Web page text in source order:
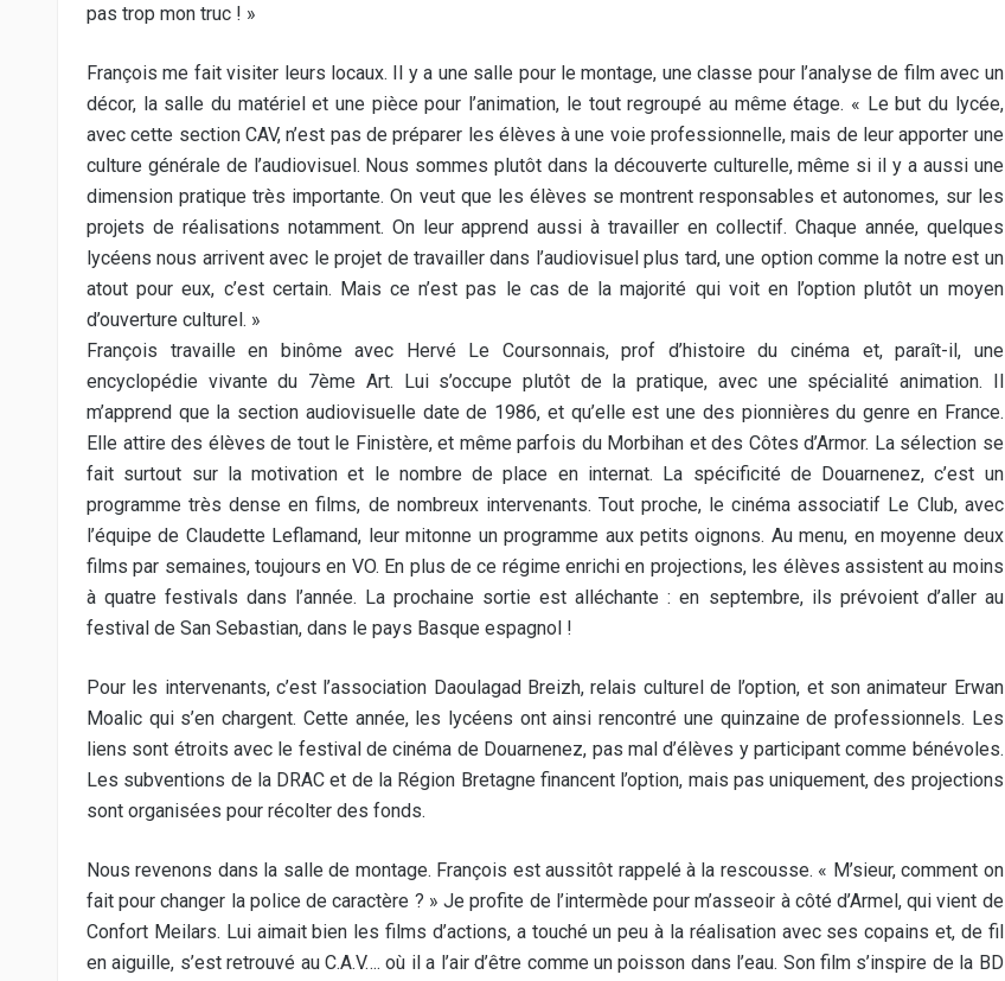
pas trop mon truc ! »
François me fait visiter leurs locaux. Il y a une salle pour le montage, une classe pour l’analyse de film avec un
décor, la salle du matériel et une pièce pour l’animation, le tout regroupé au même étage. « Le but du lycée,
avec cette section CAV, n’est pas de préparer les élèves à une voie professionnelle, mais de leur apporter une
culture générale de l’audiovisuel. Nous sommes plutôt dans la découverte culturelle, même si il y a aussi une
dimension pratique très importante. On veut que les élèves se montrent responsables et autonomes, sur les
projets de réalisations notamment. On leur apprend aussi à travailler en collectif. Chaque année, quelques
lycéens nous arrivent avec le projet de travailler dans l’audiovisuel plus tard, une option comme la notre est un
atout pour eux, c’est certain. Mais ce n’est pas le cas de la majorité qui voit en l’option plutôt un moyen
d’ouverture culturel. »
François travaille en binôme avec Hervé Le Coursonnais, prof d’histoire du cinéma et, paraît-il, une
encyclopédie vivante du 7ème Art. Lui s’occupe plutôt de la pratique, avec une spécialité animation. Il
m’apprend que la section audiovisuelle date de 1986, et qu’elle est une des pionnières du genre en France.
Elle attire des élèves de tout le Finistère, et même parfois du Morbihan et des Côtes d’Armor. La sélection se
fait surtout sur la motivation et le nombre de place en internat. La spécificité de Douarnenez, c’est un
programme très dense en films, de nombreux intervenants. Tout proche, le cinéma associatif Le Club, avec
l’équipe de Claudette Leflamand, leur mitonne un programme aux petits oignons. Au menu, en moyenne deux
films par semaines, toujours en VO. En plus de ce régime enrichi en projections, les élèves assistent au moins
à quatre festivals dans l’année. La prochaine sortie est alléchante : en septembre, ils prévoient d’aller au
festival de San Sebastian, dans le pays Basque espagnol !
Pour les intervenants, c’est l’association Daoulagad Breizh, relais culturel de l’option, et son animateur Erwan
Moalic qui s’en chargent. Cette année, les lycéens ont ainsi rencontré une quinzaine de professionnels. Les
liens sont étroits avec le festival de cinéma de Douarnenez, pas mal d’élèves y participant comme bénévoles.
Les subventions de la DRAC et de la Région Bretagne financent l’option, mais pas uniquement, des projections
sont organisées pour récolter des fonds.
Nous revenons dans la salle de montage. François est aussitôt rappelé à la rescousse. « M’sieur, comment on
fait pour changer la police de caractère ? » Je profite de l’intermède pour m’asseoir à côté d’Armel, qui vient de
Confort Meilars. Lui aimait bien les films d’actions, a touché un peu à la réalisation avec ses copains et, de fil
en aiguille, s’est retrouvé au C.A.V…. où il a l’air d’être comme un poisson dans l’eau. Son film s’inspire de la BD